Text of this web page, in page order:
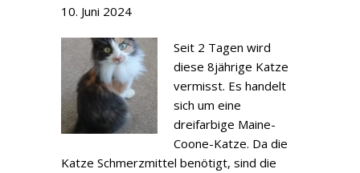
10. Juni 2024
Seit 2 Tagen wird
diese 8jährige Katze
vermisst. Es handelt
sich um eine
dreifarbige Maine-
Coone-Katze. Da die
Katze Schmerzmittel benötigt, sind die